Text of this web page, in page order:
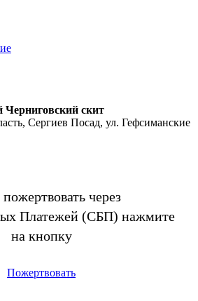
Черниговский cкит
Сергиев Посад, ул. Гефсиманские
через
Платежей (СБП) нажмите
на кнопку
Пожертвовать